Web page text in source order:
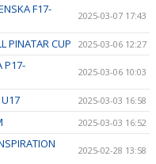
F17-
2025-03-07 17:43
PINATAR CUP 2025-03-06 12:27
P17-
2025-03-06 10:03
U17 2025-03-03 16:58
2025-03-03 16:52
2025-02-28 13:58